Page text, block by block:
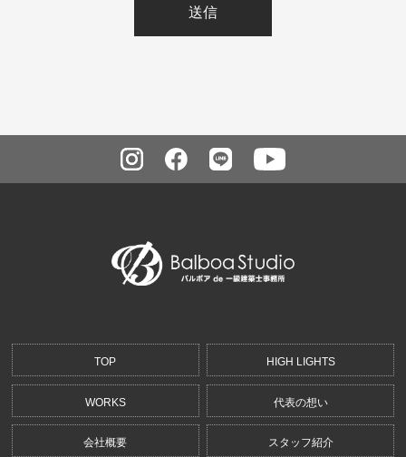
TOP HIGH LIGHTS
WORKS 代表の想い
会社概要 スタッフ紹介